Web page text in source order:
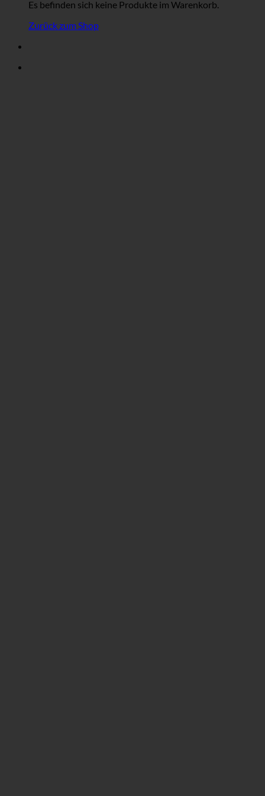
Es befinden sich keine Produkte im Warenkorb.
Zurück zum Shop